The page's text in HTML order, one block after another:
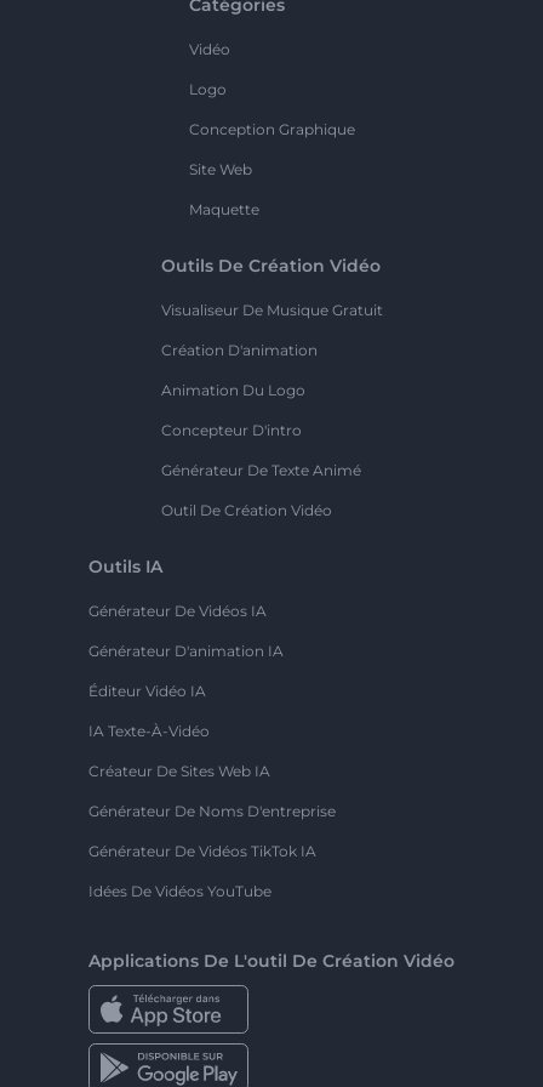
Catégories
Vidéo
Logo
Conception Graphique
Site Web
Maquette
Outils De Création Vidéo
Visualiseur De Musique Gratuit
Création D'animation
Animation Du Logo
Concepteur D'intro
Générateur De Texte Animé
Outil De Création Vidéo
Outils IA
Générateur De Vidéos IA
Générateur D'animation IA
Éditeur Vidéo IA
IA Texte-À-Vidéo
Créateur De Sites Web IA
Générateur De Noms D'entreprise
Générateur De Vidéos TikTok IA
Idées De Vidéos YouTube
Applications De L'outil De Création Vidéo